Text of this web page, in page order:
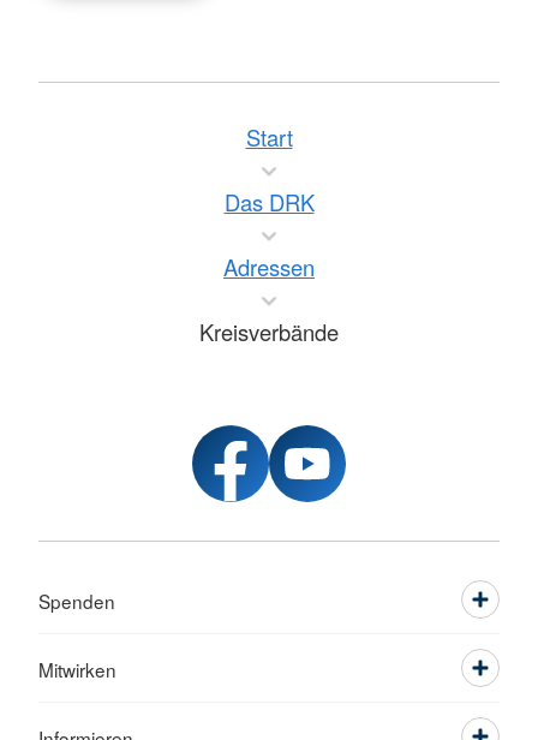
Start
Das DRK
Adressen
Kreisverbände
Spenden
Mitwirken